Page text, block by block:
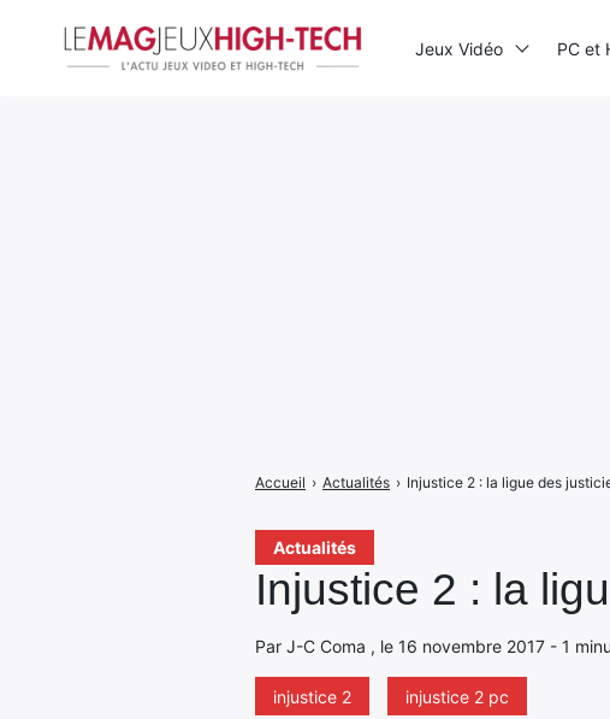
Actualités
Injustice 2 : la
Par J-C Coma , le 16 novembre 2017 - 1
injustice 2 injustice 2 pc
Accueil › Actualités › Injustice 2 : la ligue des
Jeux Vidéo PC et